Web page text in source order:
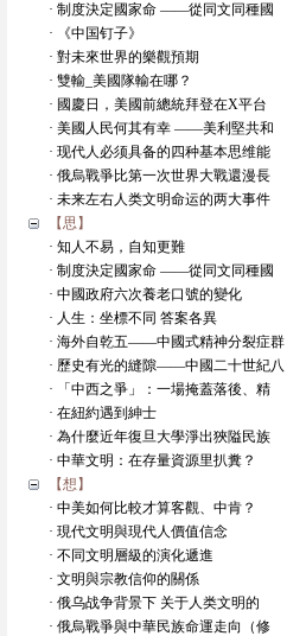
· 制度決定國家命 ——從同文同種國
· 《中国钉子》
· 對未來世界的樂觀預期
· 雙輸_美國隊輸在哪？
· 國慶日，美國前總統拜登在X平台
· 美國人民何其有幸 ——美利堅共和
· 现代人必须具备的四种基本思维能
· 俄烏戰爭比第一次世界大戰還漫長
· 未来左右人类文明命运的两大事件
【思】
· 知人不易，自知更難
· 制度決定國家命 ——從同文同種國
· 中國政府六次養老口號的變化
· 人生：坐標不同 答案各異
· 海外自乾五——中國式精神分裂症群
· 歷史有光的縫隙——中國二十世紀八
· 「中西之爭」：一場掩蓋落後、精
· 在紐約遇到紳士
· 為什麼近年復旦大學淨出狹隘民族
· 中華文明：在存量資源里扒糞？
【想】
· 中美如何比較才算客觀、中肯？
· 現代文明與現代人價值信念
· 不同文明層級的演化遞進
· 文明與宗教信仰的關係
· 俄乌战争背景下 关于人类文明的
· 俄烏戰爭與中華民族命運走向（修